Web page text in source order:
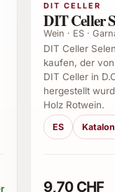
Tre
2020?
bedeutenden
DIT CELLER
DIT Celler
Wein · ES ·
DIT Celler
kaufen, der
DIT Celler in
hergestellt
Holz Rotwein.
ES
9,70 CHF